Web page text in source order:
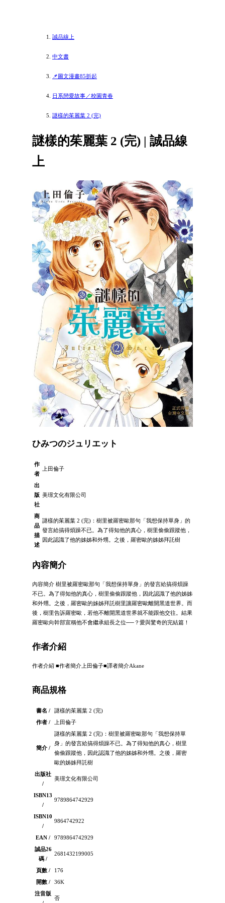
誠品線上
中文書
📌圖文漫畫85折起
日系戀愛故事／校園青春
謎樣的茱麗葉 2 (完)
謎樣的茱麗葉 2 (完) | 誠品線
上
ひみつのジュリエット
作
者
上田倫子
出
版
社
美璟文化有限公司
商
品
描
述
謎樣的茱麗葉 2 (完)：樹里被羅密歐那句「我想保持單身」的
發言給搞得煩躁不已。為了得知他的真心，樹里偷偷跟蹤他，
因此認識了他的姊姊和外甥。之後，羅密歐的姊姊拜託樹
內容簡介
內容簡介 樹里被羅密歐那句「我想保持單身」的發言給搞得煩躁
不已。為了得知他的真心，樹里偷偷跟蹤他，因此認識了他的姊姊
和外甥。之後，羅密歐的姊姊拜託樹里讓羅密歐離開黑道世界。而
後，樹里告訴羅密歐，若他不離開黑道世界就不能跟他交往。結果
羅密歐向幹部宣稱他不會繼承組長之位──？愛與驚奇的完結篇！
作者介紹
作者介紹 ■作者簡介上田倫子■譯者簡介Akane
商品規格
書名 /
謎樣的茱麗葉 2 (完)
作者 /
上田倫子
簡介 /
謎樣的茱麗葉 2 (完)：樹里被羅密歐那句「我想保持單
身」的發言給搞得煩躁不已。為了得知他的真心，樹里
偷偷跟蹤他，因此認識了他的姊姊和外甥。之後，羅密
歐的姊姊拜託樹
出版社
/
美璟文化有限公司
ISBN13
/
9789864742929
ISBN10
/
9864742922
EAN /
9789864742929
誠品26
碼 /
2681432199005
頁數 /
176
開數 /
36K
注音版
否